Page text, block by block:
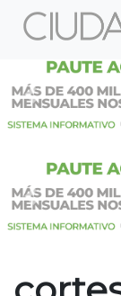
Previous
Previous